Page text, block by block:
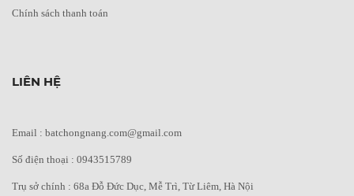
Chính sách thanh toán
LIÊN HỆ
Email : batchongnang.com@gmail.com
Số điện thoại : 0943515789
Trụ sở chính : 68a Đỗ Đức Dục, Mễ Trì, Từ Liêm, Hà Nội